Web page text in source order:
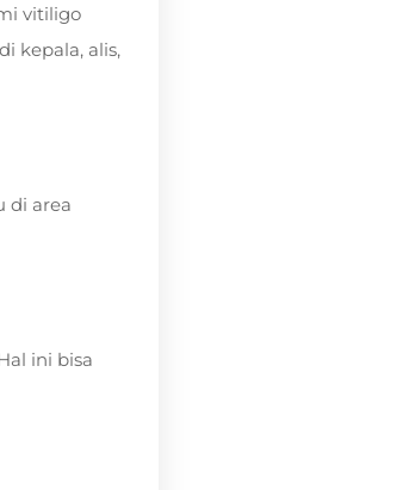
vitiligo
kepala, alis,
di area
ini bisa